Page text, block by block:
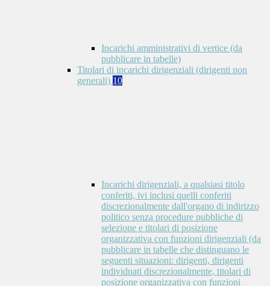
Incarichi amministrativi di vertice (da
pubblicare in tabelle)
Titolari di incarichi dirigenziali (dirigenti non
generali) 10
Incarichi dirigenziali, a qualsiasi titolo
conferiti, ivi inclusi quelli conferiti
discrezionalmente dall'organo di indirizzo
politico senza procedure pubbliche di
selezione e titolari di posizione
organizzativa con funzioni dirigenziali (da
pubblicare in tabelle che distinguano le
seguenti situazioni: dirigenti, dirigenti
individuati discrezionalmente, titolari di
posizione organizzativa con funzioni